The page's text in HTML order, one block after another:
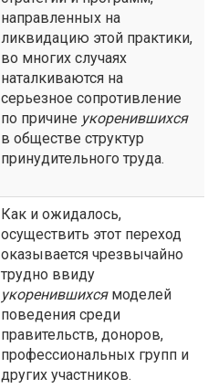
направленных на
ликвидацию этой практики,
во многих случаях
наталкиваются на
серьезное сопротивление
по причине укоренившихся
в обществе структур
принудительного труда.
Как и ожидалось,
осуществить этот переход
оказывается чрезвычайно
трудно ввиду
укоренившихсямоделей
поведения среди
правительств, доноров,
профессиональных групп и
других участников.